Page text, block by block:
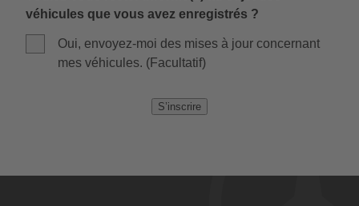
véhicules que vous avez enregistrés ?
Oui, envoyez-moi des mises à jour concernant
mes véhicules. (Facultatif)
S’inscrire